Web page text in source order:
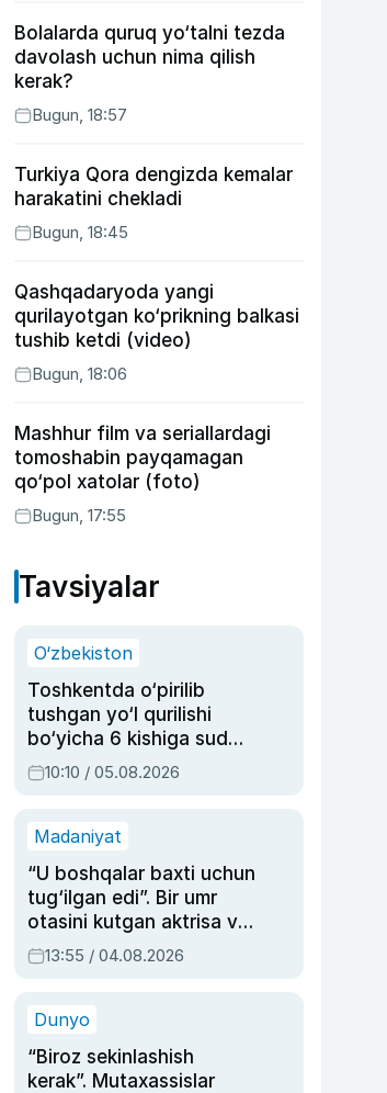
Bolalarda quruq yo‘talni tezda
davolash uchun nima qilish
kerak?
Bugun, 18:57
Turkiya Qora dengizda kemalar
harakatini chekladi
Bugun, 18:45
Qashqadaryoda yangi
qurilayotgan ko‘prikning balkasi
tushib ketdi (video)
Bugun, 18:06
Mashhur film va seriallardagi
tomoshabin payqamagan
qo‘pol xatolar (foto)
Bugun, 17:55
Tavsiyalar
O‘zbekiston
Toshkentda o‘pirilib
tushgan yo‘l qurilishi
bo‘yicha 6 kishiga sud
hukmi o‘qildi
10:10 / 05.08.2026
Madaniyat
“U boshqalar baxti uchun
tug‘ilgan edi”. Bir umr
otasini kutgan aktrisa va
dublyaj ustasi Rimma
Ahmedovaning
13:55 / 04.08.2026
Dunyo
“Biroz sekinlashish
kerak”. Mutaxassislar